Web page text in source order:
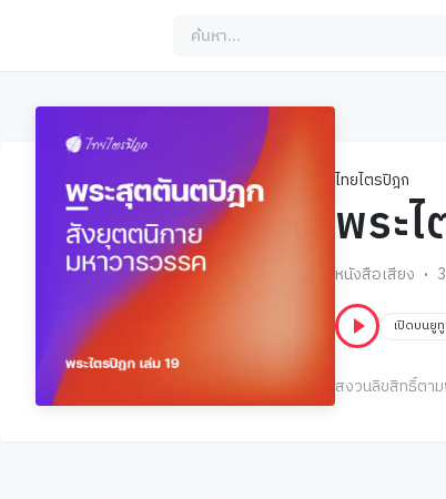
ไทยไตรปิฎก
พระ
หนังสือเสียง
เปิดบนยู
สงวนลิขสิทธิ์ต